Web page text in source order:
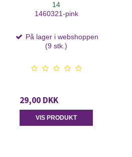
14
1460321-pink
På lager i webshoppen
(9 stk.)
29,00 DKK
VIS PRODUKT